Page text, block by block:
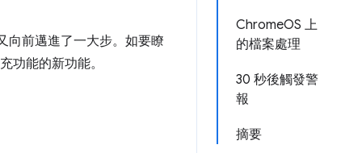
ChromeOS 上
的檔案處理
30 秒後觸發警
報
摘要
向前邁進了一大步。如要瞭
功能的新功能。